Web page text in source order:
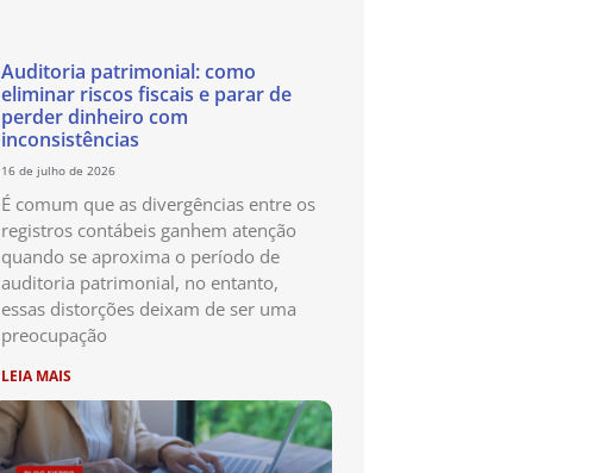
Auditoria patrimonial: como
eliminar riscos fiscais e parar de
perder dinheiro com
inconsistências
16 de julho de 2026
É comum que as divergências entre os
registros contábeis ganhem atenção
quando se aproxima o período de
auditoria patrimonial, no entanto,
essas distorções deixam de ser uma
preocupação
LEIA MAIS